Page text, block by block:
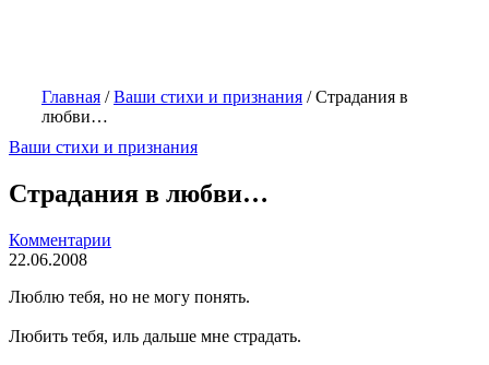
Главная /Ваши стихи и признания /Страдания в
любви…
Ваши стихи и признания
Страдания в любви…
Комментарии
22.06.2008
Люблю тебя, но не могу понять.
Любить тебя, иль дальше мне страдать.